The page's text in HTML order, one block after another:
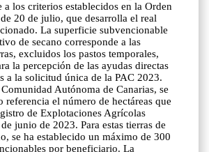
a los criterios establecidos en la Orden
20 de julio, que desarrolla el real
La superficie subvencionable
de secano corresponde a las
excluidos los pastos temporales,
la percepción de las ayudas directas
a la solicitud única de la PAC 2023.
Autónoma de Canarias, se
referencia el número de hectáreas que
de Explotaciones Agrícolas
junio de 2023. Para estas tierras de
se ha establecido un máximo de 300
por beneficiario. La